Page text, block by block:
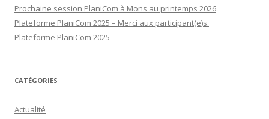
Prochaine session PlaniCom à Mons au printemps 2026
Plateforme PlaniCom 2025 – Merci aux participant(e)s.
Plateforme PlaniCom 2025
CATÉGORIES
Actualité